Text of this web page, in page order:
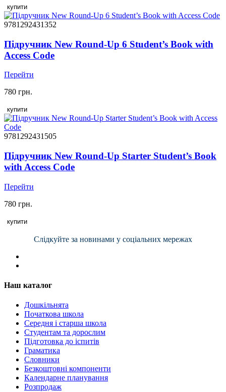
купити
9781292431352
Підручник New Round-Up 6 Student’s Book with
Access Code
Перейти
780 грн.
купити
9781292431505
Підручник New Round-Up Starter Student’s Book
with Access Code
Перейти
780 грн.
купити
Слідкуйте за новинами у соціальних мережах
Наш каталог
Дошкільнята
Початкова школа
Середня і старша школа
Студентам та дорослим
Підготовка до іспитів
Граматика
Словники
Безкоштовні компоненти
Календарне планування
Розпродаж